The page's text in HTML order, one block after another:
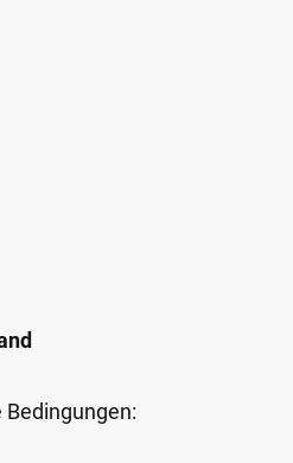
Bedingungen: